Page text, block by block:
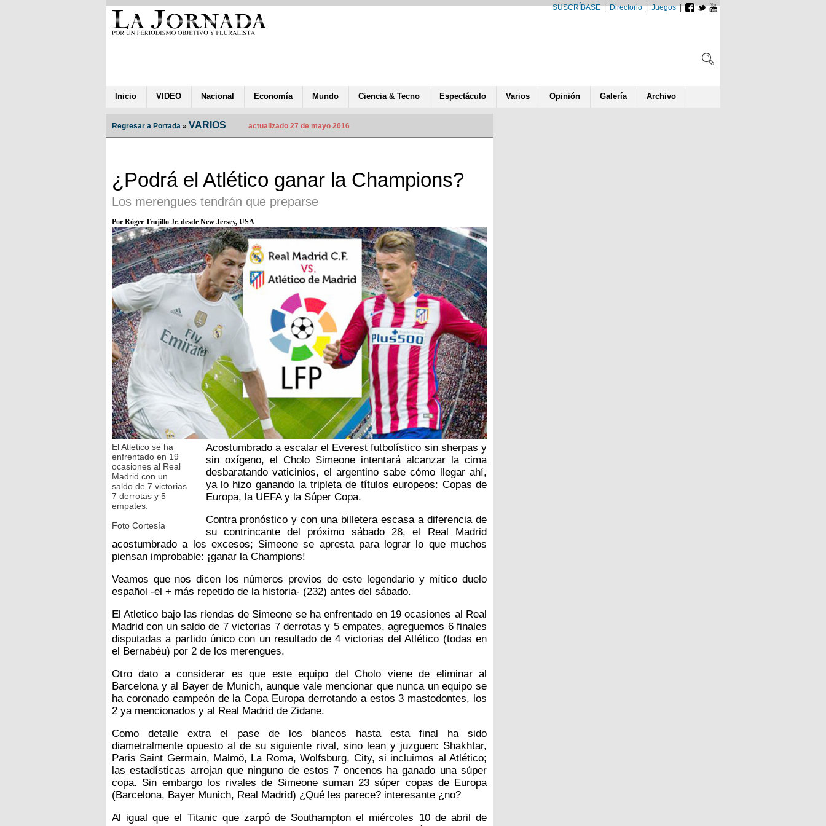
SUSCRÍBASE|Directorio|Juegos|
Inicio VIDEO Nacional Economía Mundo Ciencia & Tecno Espectáculo Varios Opinión Galería Archivo
Regresar a Portada » VARIOS actualizado 27 de mayo 2016
¿Podrá el Atlético ganar la Champions?
Los merengues tendrán que preparse
Por Róger Trujillo Jr. desde New Jersey, USA
El Atletico se ha
enfrentado en 19
ocasiones al Real
Madrid con un
saldo de 7 victorias
7 derrotas y 5
empates.
Foto Cortesía
Acostumbrado a escalar el Everest futbolístico sin sherpas y
sin oxígeno, el Cholo Simeone intentará alcanzar la cima
desbaratando vaticinios, el argentino sabe cómo llegar ahí,
ya lo hizo ganando la tripleta de títulos europeos: Copas de
Europa, la UEFA y la Súper Copa.
Contra pronóstico y con una billetera escasa a diferencia de
su contrincante del próximo sábado 28, el Real Madrid
acostumbrado a los excesos; Simeone se apresta para lograr lo que muchos
piensan improbable: ¡ganar la Champions!
Veamos que nos dicen los números previos de este legendario y mítico duelo
español -el + más repetido de la historia- (232) antes del sábado.
El Atletico bajo las riendas de Simeone se ha enfrentado en 19 ocasiones al Real
Madrid con un saldo de 7 victorias 7 derrotas y 5 empates, agreguemos 6 finales
disputadas a partido único con un resultado de 4 victorias del Atlético (todas en
el Bernabéu) por 2 de los merengues.
Otro dato a considerar es que este equipo del Cholo viene de eliminar al
Barcelona y al Bayer de Munich, aunque vale mencionar que nunca un equipo se
ha coronado campeón de la Copa Europa derrotando a estos 3 mastodontes, los
2 ya mencionados y al Real Madrid de Zidane.
Como detalle extra el pase de los blancos hasta esta final ha sido
diametralmente opuesto al de su siguiente rival, sino lean y juzguen: Shakhtar,
Paris Saint Germain, Malmö, La Roma, Wolfsburg, City, si incluimos al Atlético;
las estadísticas arrojan que ninguno de estos 7 oncenos ha ganado una súper
copa. Sin embargo los rivales de Simeone suman 23 súper copas de Europa
(Barcelona, Bayer Munich, Real Madrid) ¿Qué les parece? interesante ¿no?
Al igual que el Titanic que zarpó de Southampton el miércoles 10 de abril de